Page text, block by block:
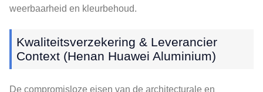
weerbaarheid en kleurbehoud.
Kwaliteitsverzekering & Leverancier
Context (Henan Huawei Aluminium)
De compromisloze eisen van de architecturale en